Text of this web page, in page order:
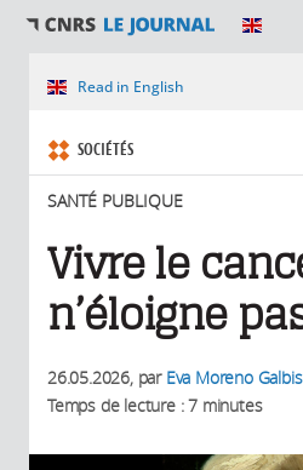
SECTIONS
Vous êtes ici
Read in English
SOCIÉTÉS
SANTÉ PUBLIQUE
Vivre le
n’éloigne
26.05.2026, par Eva Moreno Galbis
Temps de lecture : 7 minutes